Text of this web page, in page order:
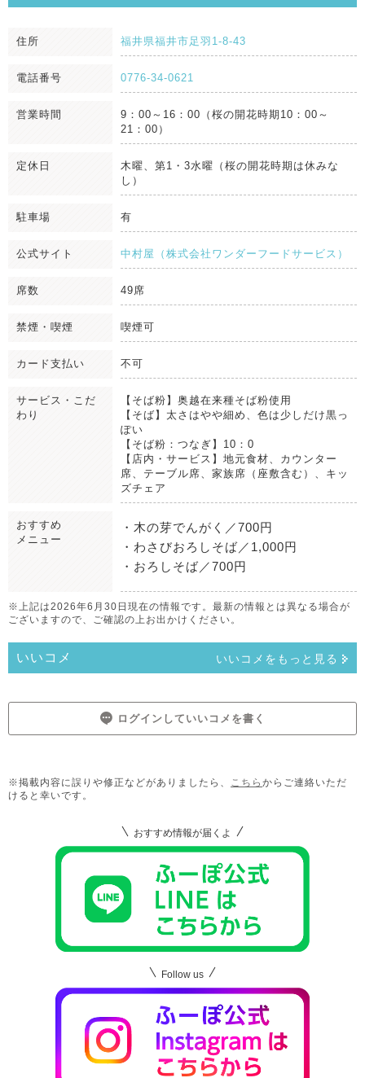
住所 福井県福井市足羽1-8-43
電話番号 0776-34-0621
営業時間
9：00～16：00（桜の開花時期10：00～
21：00）
定休日
木曜、第1・3水曜（桜の開花時期は休みな
し）
駐車場 有
公式サイト 中村屋（株式会社ワンダーフードサービス）
席数 49席
禁煙・喫煙 喫煙可
カード支払い 不可
サービス・こだ
わり
【そば粉】奥越在来種そば粉使用
【そば】太さはやや細め、色は少しだけ黒っ
ぽい
【そば粉：つなぎ】10：0
【店内・サービス】地元食材、カウンター
席、テーブル席、家族席（座敷含む）、キッ
ズチェア
おすすめ
メニュー
・木の芽でんがく／700円
・わさびおろしそば／1,000円
・おろしそば／700円
※上記は2026年6月30日現在の情報です。最新の情報とは異なる場合が
ございますので、ご確認の上お出かけください。
いいコメ いいコメをもっと見る
ログインしていいコメを書く
※掲載内容に誤りや修正などがありましたら、 こちら からご連絡いただ
けると幸いです。
おすすめ情報が届くよ
Follow us